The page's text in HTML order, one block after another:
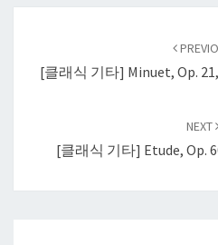
[클래식 기타] Minuet, Op.
NEXT
[클래식 기타] Etude, Op.